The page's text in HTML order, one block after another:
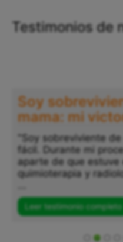
Testimonios de
Testimonio
años luchando
adicciones:
"Después de años
adicciones, y cuando
perdido, Dios, con su
...